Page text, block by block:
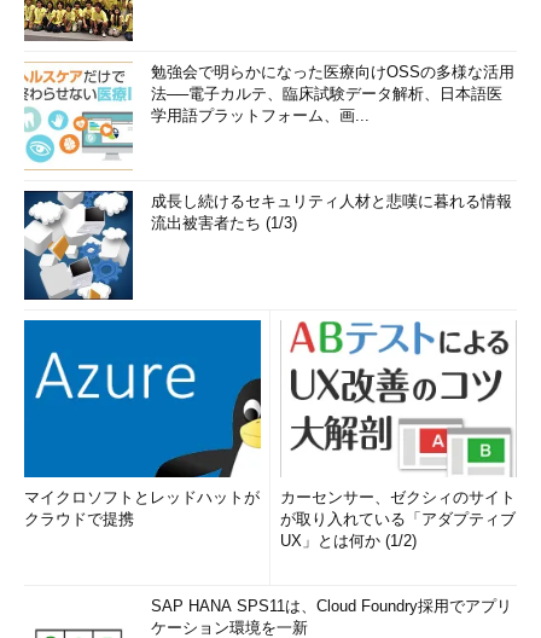
勉強会で明らかになった医療向けOSSの多様な活用
法──電子カルテ、臨床試験データ解析、日本語医
学用語プラットフォーム、画...
成長し続けるセキュリティ人材と悲嘆に暮れる情報
流出被害者たち (1/3)
マイクロソフトとレッドハットが
クラウドで提携
カーセンサー、ゼクシィのサイト
が取り入れている「アダプティブ
UX」とは何か (1/2)
SAP HANA SPS11は、Cloud Foundry採用でアプリ
ケーション環境を一新